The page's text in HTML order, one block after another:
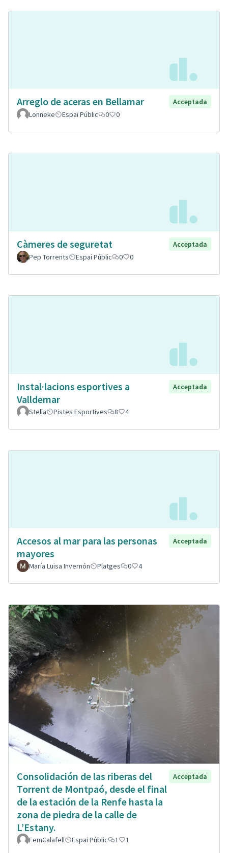
Arreglo de aceras en Bellamar
Acceptada
Lonneke
Espai Públic 0 0
Càmeres de seguretat
Acceptada
Pep Torrents
Espai Públic 0 0
Instal·lacions esportives a
Valldemar
Acceptada
Stella Pistes Esportives 8 4
Accesos al mar para las personas
mayores
Acceptada
María Luisa Invernón Platges 0 4
Consolidación de las riberas del
Torrent de Montpaó, desde el final
de la estación de la Renfe hasta la
zona de piedra de la calle de
L’Estany.
Acceptada
FemCalafell Espai Públic 1 1